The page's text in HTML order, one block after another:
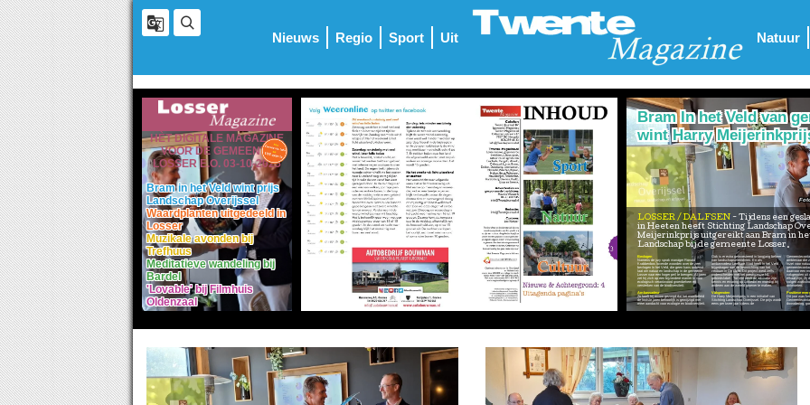
Nieuws Regio Sport Uit Natuur
HÈT DIGITALE MAGAZINE
VOOR DE GEMEENTE
LOSSER E.O. 03-10-2025
Bram in het Veld wint prijs
Landschap Overijssel
Waardplanten uitgedeeld in
Losser
Muzikale avonden bij
Trefhuus
Meditatieve wandeling bij
Bardel
'Lovable' bij Filmhuis
Oldenzaal
Bram In het Veld van
wint Harry
LOSSER / DALFSEN
Tijdens een geslaagde Gemeentecontactdag
in Heeten heeft Stichting Landschap
Meijerinkprijs uitgereikt aan Bram in
Landschap bij de gemeente Losser.
Bevlogen
Namens de jury sprak manager Ronald
Krabbenbos lovende woorden over de zeer
bevlogen In het Veld, die geen kans onbenut
laat om natuur en landschap in de gemeente
Losser naar een hoger peil te brengen. Al jaren
zet hij zich op een bijzondere manier in voor
ecologisch verantwoord groenbeheer en
versterken van de biodiversiteit.
Ambassadeur
Zo heeft hij ervoor gezorgd dat het maaibeleid
de laatste jaren behoorlijk is gewijzigd met
meer aandacht voor ecologie en biodiversiteit.
Ook is er extra geïnvesteerd in langjarig beheer
van landschapselementen. En als
ambassadeur Leefbare Stad heeft In het Veld
bijgedragen aan de herinrichting van het
centrum in De Lutte. Dit project werd zelfs
onderscheiden met het prestigieuze NL
gebiedslabel. Tot slot deelt de adviseur zijn
kennis en ervaring op LinkedIn en moedigt hij
anderen aan de wereld groener te maken.
Vakgenoten
De Harry Meijerinkprijs is een initiatief van
Stichting Landschap Overijssel. De prijs wordt
eens per twee jaar tijdens de
ambtenaar die
inzet voor
daarvoor een
vakgenoten uit
elkaar zijn. Zij
volgen
ontmoeten.
Positieve
Dit jaar was het
dooradering,